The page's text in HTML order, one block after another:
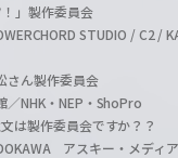
」製作委員会
STUDIO / C2 /
さん製作委員会
NHK・NEP・ShoPro
は製作委員会ですか？？
アスキー・メディ